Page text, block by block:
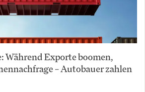
Während Exporte boomen,
– Autobauer zahlen